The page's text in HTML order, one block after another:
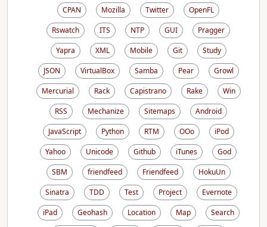
CPAN
Mozilla Twitter
OpenFL
Rswatch
ITS NTP GUI
Pragger
Yapra
XML Mobile Git
Study
JSON
VirtualBox Samba Pear
Growl
Mercurial
Rack Capistrano Rake
Win
RSS
Mechanize Sitemaps
Android
JavaScript
Python RTM OOo
iPod
Yahoo
Unicode Github iTunes
God
SBM
friendfeed Friendfeed
HokuUn
Sinatra
TDD Test Project
Evernote
iPad
Geohash Location Map
Search